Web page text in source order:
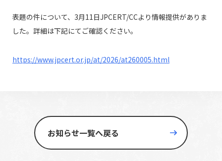
表題の件について、3月11日JPCERT/CCより情報提供がありま
した。詳細は下記にてご確認ください。
https://www.jpcert.or.jp/at/2026/at260005.html
お知らせ一覧へ戻る